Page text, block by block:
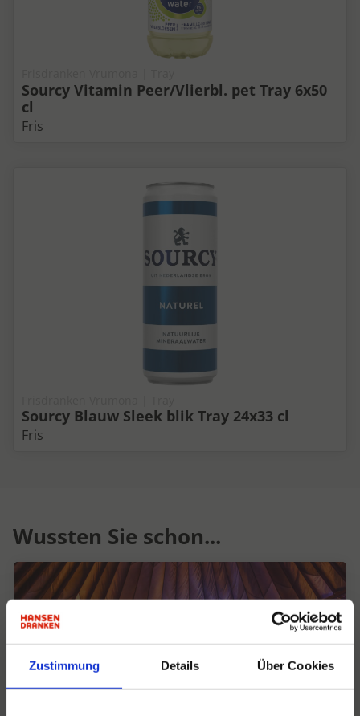
Zustimmung Details Über Cookies
Sourcy Vitamin Peer/Vlierbl. pet Tray 6x50
cl
Fris
Sourcy Blauw Sleek blik Tray 24x33 cl
Fris
Wussten Sie schon...